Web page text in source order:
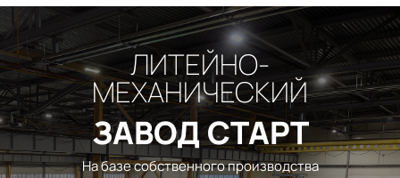
На базе собственного производства
ЛИТЕЙНО-
МЕХАНИЧЕСКИЙ
ЗАВОД СТАРТ